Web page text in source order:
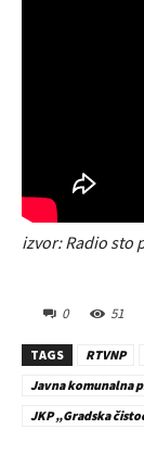
izvor: Radio sto
0 51
TAGS RTVNP
Javna komunalna
JKP „Gradska